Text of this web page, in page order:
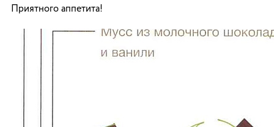
Приятного аппетита!